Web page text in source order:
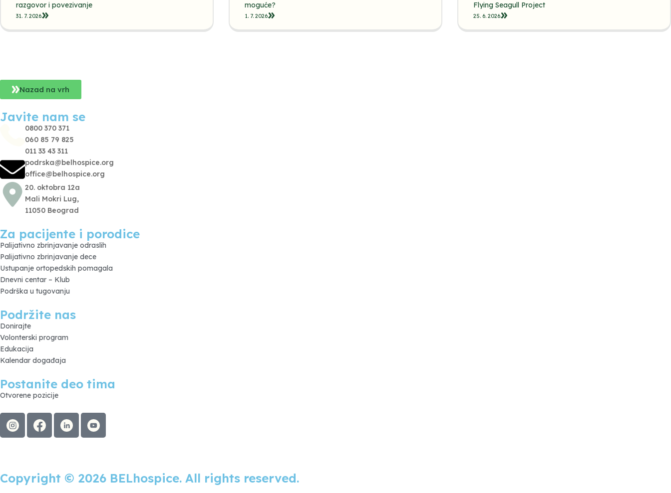
razgovor i povezivanje
31. 7. 2026.
moguće?
1. 7. 2026.
Flying Seagull Project
25. 6. 2026.
Nazad na vrh
Javite nam se
0800 370 371
060 85 79 825
011 33 43 311
podrska@belhospice.org
office@belhospice.org
20. oktobra 12a
Mali Mokri Lug,
11050 Beograd
Za pacijente i porodice
Palijativno zbrinjavanje odraslih
Palijativno zbrinjavanje dece
Ustupanje ortopedskih pomagala
Dnevni centar – Klub
Podrška u tugovanju
Podržite nas
Donirajte
Volonterski program
Edukacija
Kalendar događaja
Postanite deo tima
Otvorene pozicije
Copyright © 2026 BELhospice. All rights reserved.